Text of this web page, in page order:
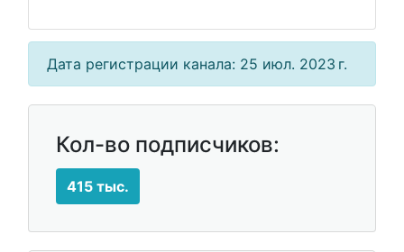
Дата регистрации канала: 25 июл. 2023 г.
Кол-во подписчиков:
415 тыс.